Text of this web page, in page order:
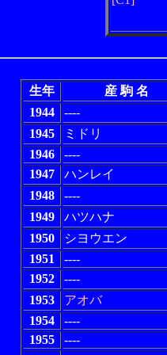
生年 産 駒 名
1944
----
1945
ミドリ
1946
----
1947 ハンレイ
1948
----
1949
ハツハナ
1950
シヨウエン
1951
----
1952
----
1953
アオバ
1954
----
1955
----